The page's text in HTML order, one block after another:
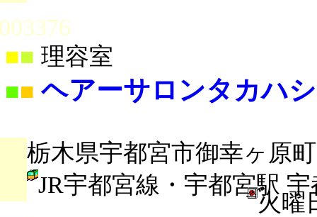
■ 理容室
■■ ヘアーサロンタカハシ
栃木県宇都宮市御幸ヶ原
JR宇都宮線・宇都宮駅
火曜